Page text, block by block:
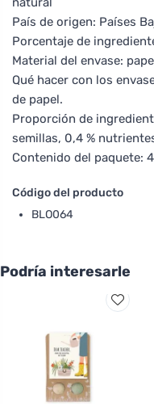
País de origen: Países
Porcentaje de
Material del envase:
Qué hacer con los
de papel.
Proporción de
semillas, 0,4 %
Contenido del paquete:
Código del producto
BLO064
Podría interesarle